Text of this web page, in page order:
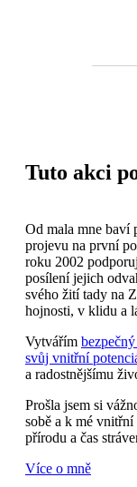
Tuto akci
Od mala mne baví
projevu na první
roku 2002
posílení jejich
svého žití tady na
hojnosti, v klidu a
Vytvářím
svůj vnitřní
a radostnějšímu
Prošla jsem si
sobě a k mé vnitřní
přírodu a čas
Více o mně